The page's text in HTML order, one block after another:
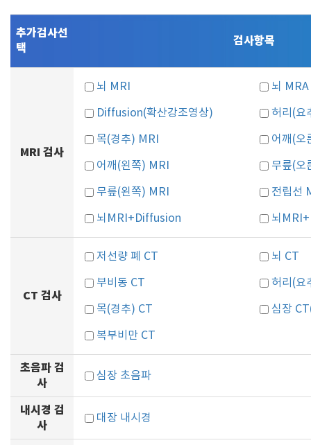
추가검사선
택
검사항목
MRI 검사
뇌 MRI 뇌 MRA
Diffusion(확산강조영상) 허리(요
목(경추) MRI 어깨(오
어깨(왼쪽) MRI 무릎(오
무릎(왼쪽) MRI 전립선
뇌MRI+Diffusion 뇌
CT 검사
저선량 폐 CT 뇌 CT
부비동 CT 허리(요
목(경추) CT 심장
복부비만 CT
초음파 검
사
심장 초음파
내시경 검
사
대장 내시경